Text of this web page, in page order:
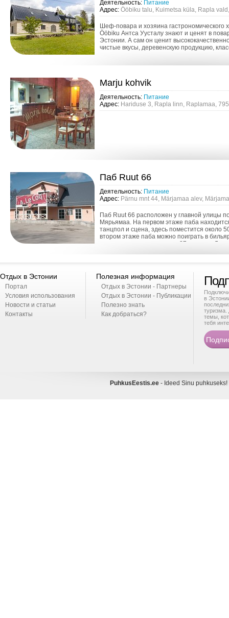
Деятельность: Питание
Адрес: Ööbiku talu, Kuimetsa küla, Rapla
Шеф-повара и хозяина гастрономического
Ööbiku Антса Уусталу знают и ценят в
Эстонии. А сам он ценит
чистые вкусы, деревенскую продукцию,
Marju kohvik
Деятельность: Питание
Адрес: Hariduse 3, Rapla linn, Raplamaa,
Паб Ruut 66
Деятельность: Питание
Адрес: Pärnu mnt 44, Märjamaa alev,
Паб Ruut 66 расположен у главной улицы
Мярьямаа. На первом этаже паба
танцпол и сцена, здесь поместится около
втором этаже паба можно поиграть в
помещение рассчитано на 37 человек.
Отдых в Эстонии
Портал
Условия использования
Новости и статьи
Контакты
Полезная информация
Отдых в Эстонии - Партнеры
Отдых в Эстонии - Публикации
Полезно знать
Как добраться?
в
туризма.
темы,
тебя
PuhkusEestis.ee- Ideed Sinu